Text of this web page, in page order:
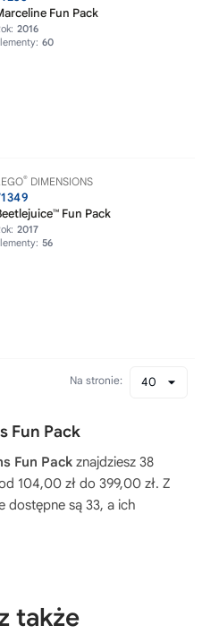
Fun Pack
2016
60
® DIMENSIONS
Fun Pack
2017
56
40
Na stronie:
Fun Pack
Fun Pack znajdziesz 38
104,00 zł do 399,00 zł. Z
dostępne są 33, a ich
także